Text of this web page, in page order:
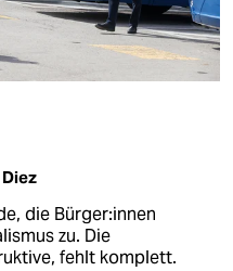
die Bür­ge­r:in­nen
zu. Die
fehlt komplett.